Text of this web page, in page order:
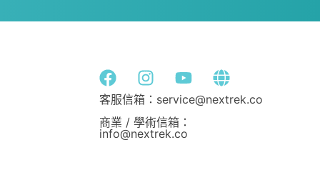
客服信箱：service@nextrek.co
商業 / 學術信箱：
info@nextrek.co